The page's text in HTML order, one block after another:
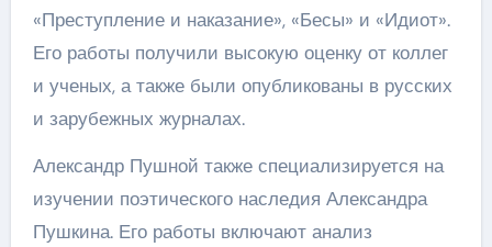
«Преступление и наказание», «Бесы» и «Идиот».
Его работы получили высокую оценку от коллег
и ученых, а также были опубликованы в русских
и зарубежных журналах.
Александр Пушной также специализируется на
изучении поэтического наследия Александра
Пушкина. Его работы включают анализ